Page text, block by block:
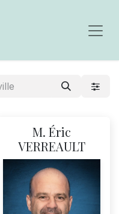
M. Éric
VERREAULT